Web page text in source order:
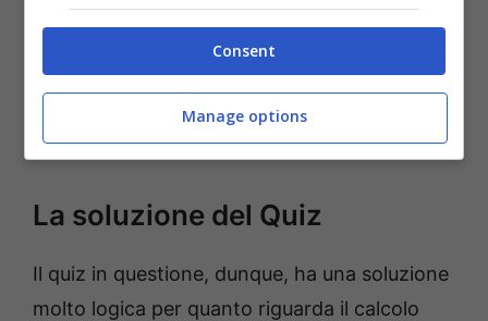
La soluzione del Quiz
Il quiz in questione, dunque, ha una soluzione
molto logica per quanto riguarda il calcolo
Consent
Manage options